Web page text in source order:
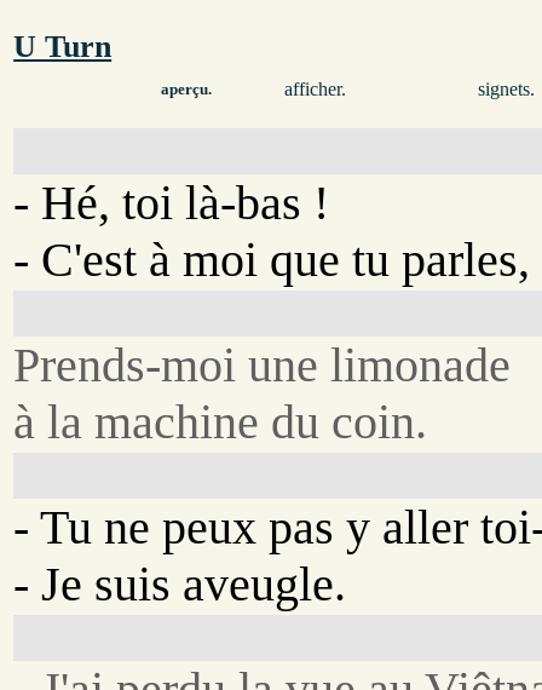
U Turn
aperçu. afficher. signets.
- Hé, toi là-bas !
- C'est à moi que tu
Prends-moi une limonade
à la machine du coin.
- Tu ne peux pas y aller
- Je suis aveugle.